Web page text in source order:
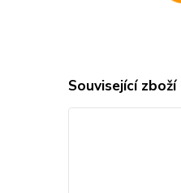
Související zboží